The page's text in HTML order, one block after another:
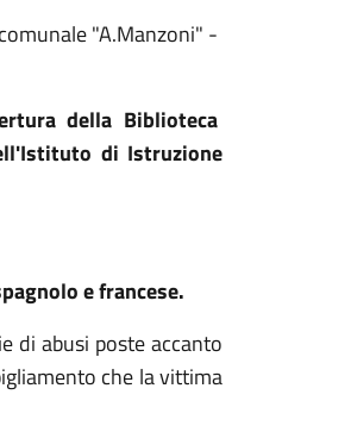
"A.Manzoni" -
della Biblioteca
di Istruzione
e francese.
di abusi poste accanto
che la vittima